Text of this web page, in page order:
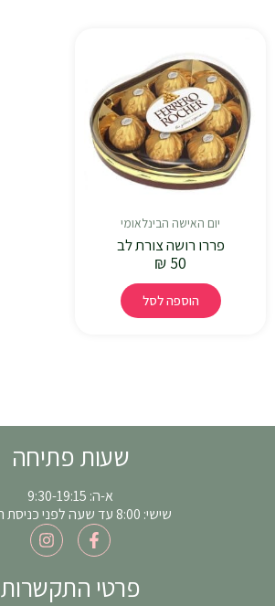
יום האישה הבינלאומי
פררו רושה צורת לב
₪ 50
הוספה לסל
שעות פתיחה
א-ה: 9:30-19:15
שישי: 8:00 עד שעה לפני כניסת השבת
F
a
c
e
b
I
n
s
t
a
פרטי התקשרות